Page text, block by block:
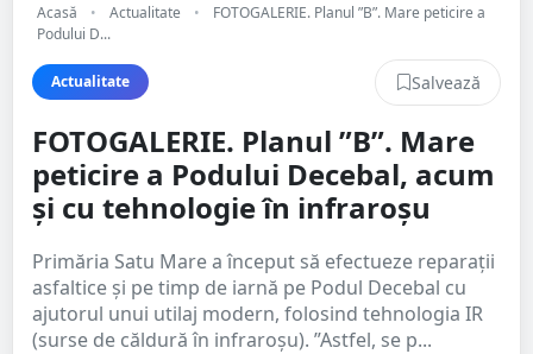
Acasă • Actualitate •
FOTOGALERIE. Planul ”B”. Mare peticire a
Podului D...
Actualitate Salvează
FOTOGALERIE. Planul ”B”. Mare
peticire a Podului Decebal, acum
și cu tehnologie în infraroșu
Primăria Satu Mare a început să efectueze reparații
asfaltice și pe timp de iarnă pe Podul Decebal cu
ajutorul unui utilaj modern, folosind tehnologia IR
(surse de căldură în infraroșu). ”Astfel, se p...